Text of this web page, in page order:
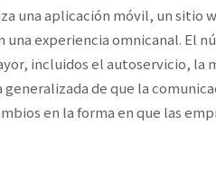
una aplicación móvil, un sitio
una experiencia omnicanal. El
incluidos el autoservicio, la
de que la
en la forma en que las